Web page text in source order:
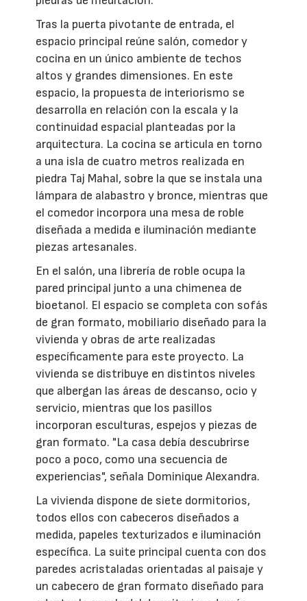
Tras la puerta pivotante de entrada, el
espacio principal reúne salón, comedor y
cocina en un único ambiente de techos
altos y grandes dimensiones. En este
espacio, la propuesta de interiorismo se
desarrolla en relación con la escala y la
continuidad espacial planteadas por la
arquitectura. La cocina se articula en torno
a una isla de cuatro metros realizada en
piedra Taj Mahal, sobre la que se instala una
lámpara de alabastro y bronce, mientras que
el comedor incorpora una mesa de roble
diseñada a medida e iluminación mediante
piezas artesanales.
En el salón, una librería de roble ocupa la
pared principal junto a una chimenea de
bioetanol. El espacio se completa con sofás
de gran formato, mobiliario diseñado para la
vivienda y obras de arte realizadas
específicamente para este proyecto. La
vivienda se distribuye en distintos niveles
que albergan las áreas de descanso, ocio y
servicio, mientras que los pasillos
incorporan esculturas, espejos y piezas de
gran formato. "La casa debía descubrirse
poco a poco, como una secuencia de
experiencias", señala Dominique Alexandra.
La vivienda dispone de siete dormitorios,
todos ellos con cabeceros diseñados a
medida, papeles texturizados e iluminación
específica. La suite principal cuenta con dos
paredes acristaladas orientadas al paisaje y
un cabecero de gran formato diseñado para